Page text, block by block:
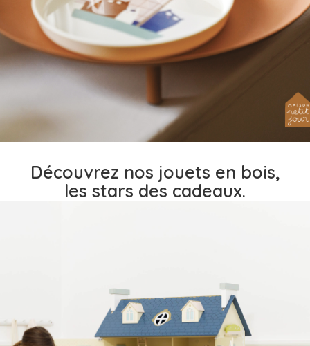
Découvrez nos jouets en bois,
les stars des cadeaux.